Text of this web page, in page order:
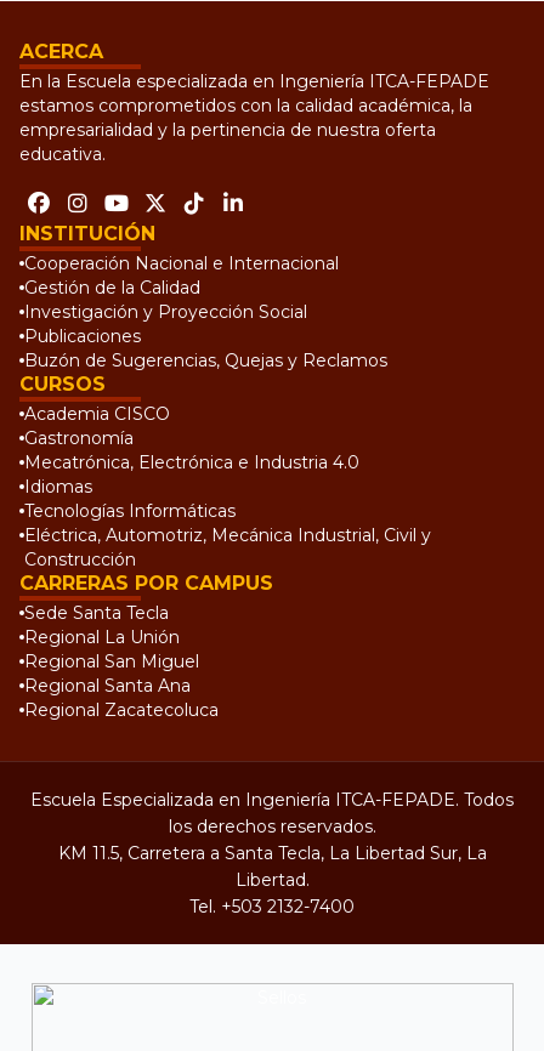
ACERCA
En la Escuela especializada en Ingeniería ITCA-FEPADE
estamos comprometidos con la calidad académica, la
empresarialidad y la pertinencia de nuestra oferta
educativa.
INSTITUCIÓN
Cooperación Nacional e Internacional
Gestión de la Calidad
Investigación y Proyección Social
Publicaciones
Buzón de Sugerencias, Quejas y Reclamos
CURSOS
Academia CISCO
Gastronomía
Mecatrónica, Electrónica e Industria 4.0
Idiomas
Tecnologías Informáticas
Eléctrica, Automotriz, Mecánica Industrial, Civil y
Construcción
CARRERAS POR CAMPUS
Sede Santa Tecla
Regional La Unión
Regional San Miguel
Regional Santa Ana
Regional Zacatecoluca
Escuela Especializada en Ingeniería ITCA-FEPADE. Todos
los derechos reservados.
KM 11.5, Carretera a Santa Tecla, La Libertad Sur, La
Libertad.
Tel. +503 2132-7400